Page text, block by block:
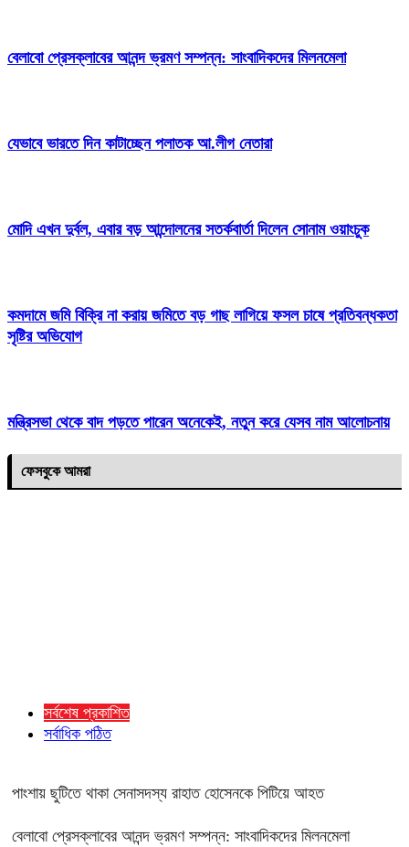
বেলাবো প্রেসক্লাবের আনন্দ ভ্রমণ সম্পন্ন: সাংবাদিকদের মিলনমেলা
যেভাবে ভারতে দিন কাটাচ্ছেন পলাতক আ.লীগ নেতারা
মোদি এখন দুর্বল, এবার বড় আন্দোলনের সতর্কবার্তা দিলেন সোনাম ওয়াংচুক
কমদামে জমি বিক্রি না করায় জমিতে বড় গাছ লাগিয়ে ফসল চাষে প্রতিবন্ধকতা
সৃষ্টির অভিযোগ
মন্ত্রিসভা থেকে বাদ পড়তে পারেন অনেকেই, নতুন করে যেসব নাম আলোচনায়
ফেসবুকে আমরা
সর্বশেষ প্রকাশিত
সর্বাধিক পঠিত
পাংশায় ছুটিতে থাকা সেনাসদস্য রাহাত হোসেনকে পিটিয়ে আহত
বেলাবো প্রেসক্লাবের আনন্দ ভ্রমণ সম্পন্ন: সাংবাদিকদের মিলনমেলা